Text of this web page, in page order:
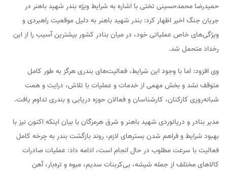
حمیدرضا محمدحسینی تختی با اشاره به شرایط ویژه بندر شهید باهنر در
جریان جنگ اخیر اظهار کرد: بندر شهید باهنر به دلیل موقعیت راهبردی و
ویژگی‌های خاص عملیاتی خود، در میان بنادر کشور بیشترین آسیب را از این
رخداد متحمل شد.
وی افزود: اما با وجود این شرایط، فعالیت‌های بندری هرگز به طور کامل
متوقف نشد و بخش مهمی از خدمات و عملیات با تلاش، درایت و همت
شبانه‌روزی کارکنان، کارشناسان و فعالان حوزه دریایی و بندری تداوم یافت.
مدیر بنادر و دریانوردی شهید باهنر و شرق هرمزگان با بیان اینکه اکنون نیز با
بهبود شرایط و فراهم شدن بسترهای لازم، روند بازگشت بندر به چرخه کامل
فعالیت با سرعت مطلوب در حال انجام است، ادامه داد: عملیات صادرات
کالاهای مختلف از جمله شیشه، بی‌کربنات سدیم، میوه و تره‌بار، آهن